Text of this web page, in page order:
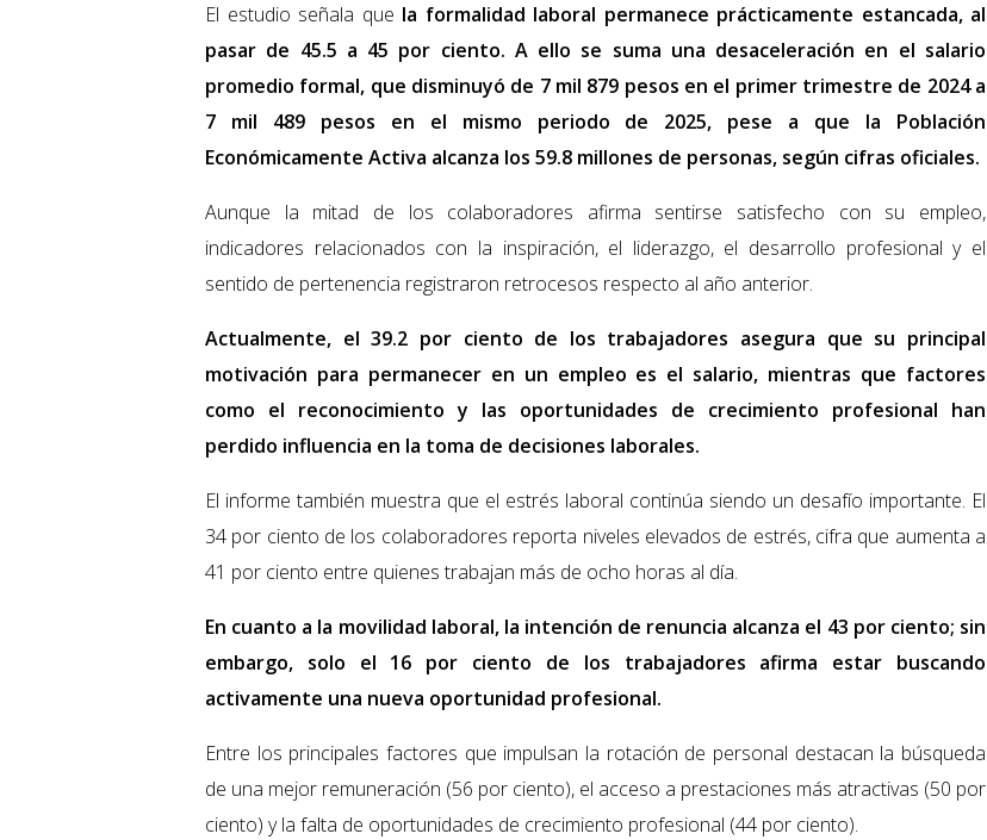
El estudio señala que la formalidad laboral permanece prácticamente estancada, al
pasar de 45.5 a 45 por ciento. A ello se suma una desaceleración en el salario
promedio formal, que disminuyó de 7 mil 879 pesos en el primer trimestre de 2024 a
7 mil 489 pesos en el mismo periodo de 2025, pese a que la Población
Económicamente Activa alcanza los 59.8 millones de personas, según cifras oficiales.
Aunque la mitad de los colaboradores afirma sentirse satisfecho con su empleo,
indicadores relacionados con la inspiración, el liderazgo, el desarrollo profesional y el
sentido de pertenencia registraron retrocesos respecto al año anterior.
Actualmente, el 39.2 por ciento de los trabajadores asegura que su principal
motivación para permanecer en un empleo es el salario, mientras que factores
como el reconocimiento y las oportunidades de crecimiento profesional han
perdido influencia en la toma de decisiones laborales.
El informe también muestra que el estrés laboral continúa siendo un desafío importante. El
34 por ciento de los colaboradores reporta niveles elevados de estrés, cifra que aumenta a
41 por ciento entre quienes trabajan más de ocho horas al día.
En cuanto a la movilidad laboral, la intención de renuncia alcanza el 43 por ciento; sin
embargo, solo el 16 por ciento de los trabajadores afirma estar buscando
activamente una nueva oportunidad profesional.
Entre los principales factores que impulsan la rotación de personal destacan la búsqueda
de una mejor remuneración (56 por ciento), el acceso a prestaciones más atractivas (50 por
ciento) y la falta de oportunidades de crecimiento profesional (44 por ciento).